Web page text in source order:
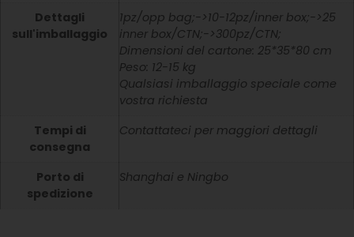
Dettagli
sull'imballaggio
1pz/opp bag;->10-12pz/inner box;->25
inner box/CTN;->300pz/CTN;
Dimensioni del cartone: 25*35*80 cm
Peso: 12-15 kg
Qualsiasi imballaggio speciale come
vostra richiesta
Tempi di
consegna
Contattateci per maggiori dettagli
Porto di
spedizione
Shanghai e Ningbo